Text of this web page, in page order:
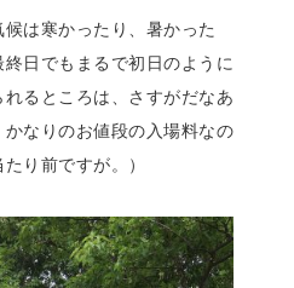
は寒かったり、暑かった
日でもまるで初日のように
るところは、さすがだなあ
なりのお値段の入場料なの
り前ですが。）